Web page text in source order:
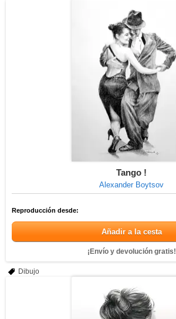
Tango !
Alexander Boytsov
Reproducción desde:
Añadir a la cesta
¡Envío y devolución gratis!
Dibujo